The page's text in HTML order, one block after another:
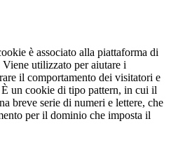
è associato alla piattaforma di
utilizzato per aiutare i
il comportamento dei visitatori e
un cookie di tipo pattern, in cui il
breve serie di numeri e lettere, che
per il dominio che imposta il